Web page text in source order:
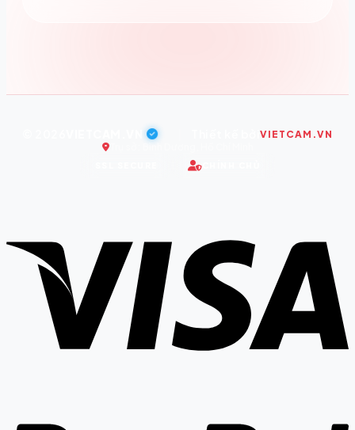
VIETCAM.VN
Trụ sở: Bình Dương, Hồ Chí Minh
CHÍNH CHỦ